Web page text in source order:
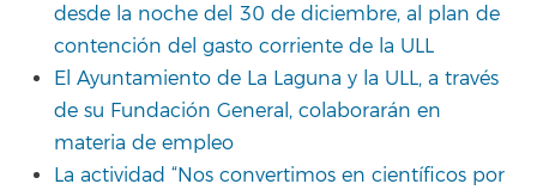
desde la noche del 30 de diciembre, al plan de
contención del gasto corriente de la ULL
El Ayuntamiento de La Laguna y la ULL, a través
de su Fundación General, colaborarán en
materia de empleo
La actividad “Nos convertimos en científicos por